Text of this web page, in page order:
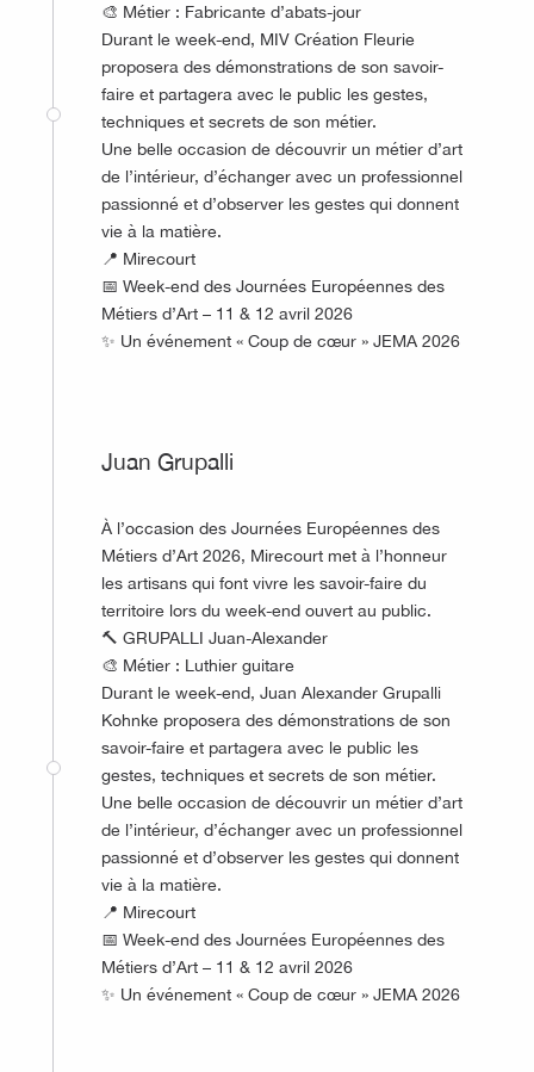
🎨 Métier : Fabricante d’abats-jour
Durant le week-end, MIV Création Fleurie
proposera des démonstrations de son savoir-
faire et partagera avec le public les gestes,
techniques et secrets de son métier.
Une belle occasion de découvrir un métier d’art
de l’intérieur, d’échanger avec un professionnel
passionné et d’observer les gestes qui donnent
vie à la matière.
📍 Mirecourt
📅 Week-end des Journées Européennes des
Métiers d’Art – 11 & 12 avril 2026
✨ Un événement « Coup de cœur » JEMA 2026
Juan Grupalli
À l’occasion des Journées Européennes des
Métiers d’Art 2026, Mirecourt met à l’honneur
les artisans qui font vivre les savoir-faire du
territoire lors du week-end ouvert au public.
🔨 GRUPALLI Juan-Alexander
🎨 Métier : Luthier guitare
Durant le week-end, Juan Alexander Grupalli
Kohnke proposera des démonstrations de son
savoir-faire et partagera avec le public les
gestes, techniques et secrets de son métier.
Une belle occasion de découvrir un métier d’art
de l’intérieur, d’échanger avec un professionnel
passionné et d’observer les gestes qui donnent
vie à la matière.
📍 Mirecourt
📅 Week-end des Journées Européennes des
Métiers d’Art – 11 & 12 avril 2026
✨ Un événement « Coup de cœur » JEMA 2026